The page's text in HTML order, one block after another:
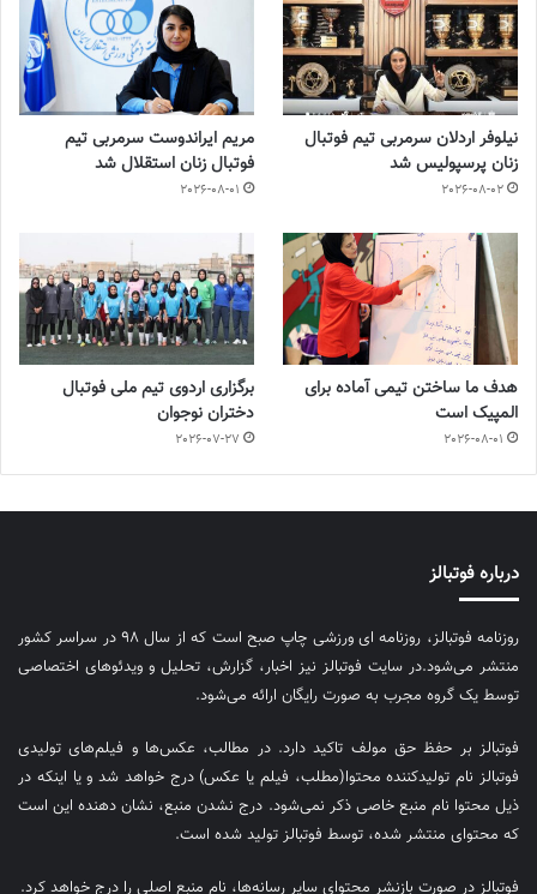
نیلوفر اردلان سرمربی تیم فوتبال
زنان پرسپولیس شد
2026-08-02
مریم ایراندوست سرمربی تیم
فوتبال زنان استقلال شد
2026-08-01
هدف ما ساختن تیمی آماده برای
المپیک است
2026-08-01
برگزاری اردوی تیم ملی فوتبال
دختران نوجوان
2026-07-27
درباره فوتبالز
روزنامه فوتبالز، روزنامه ای ورزشی چاپ صبح است که از سال ۹۸ در سراسر کشور
منتشر می‌شود.در سایت فوتبالز نیز اخبار، گزارش، تحلیل و ویدئوهای اختصاصی
توسط یک گروه مجرب به صورت رایگان ارائه می‌شود.
فوتبالز بر حفظ حق مولف تاکید دارد. در مطالب، عکس‌ها و فیلم‌های تولیدی
فوتبالز نام تولیدکننده محتوا(مطلب، فیلم یا عکس) درج خواهد شد و یا اینکه در
ذیل محتوا نام منبع خاصی ذکر نمی‌‎شود. درج نشدن منبع، نشان دهنده این است
که محتوای منتشر شده، توسط فوتبالز تولید شده است.
فوتبالز در صورت بازنشر محتوای سایر رسانه‌ها، نام منبع اصلی را درج خواهد کرد.